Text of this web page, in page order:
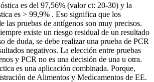
es del 97,56% (valor ct: 20-30) y la
es > 99,9% . Eso significa que los
las pruebas de antígenos son muy precisos.
existe un riesgo residual de un resultado
de duda, se debe realizar una prueba de PCR
negativos. La elección entre pruebas
y PCR no es una decisión de una u otra.
es una aplicación combinada. Porque,
de Alimentos y Medicamentos de EE.